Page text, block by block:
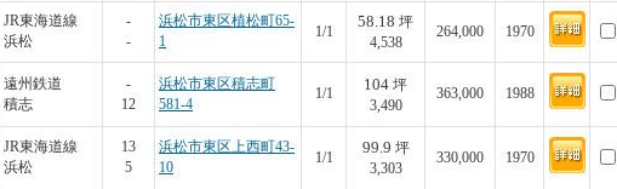
JR東海道線
浜松
-
-
浜松市東区植松町65-
1
1/1
58.18 坪
4,538
264,000 1970
遠州鉄道
積志
-
12
浜松市東区積志町
581-4
1/1
104 坪
3,490
363,000 1988
JR東海道線
浜松
13
5
浜松市東区上西町43-
10
1/1
99.9 坪
3,303
330,000 1970